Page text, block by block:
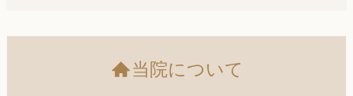
当院について